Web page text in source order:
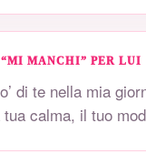
MANCHI” PER LUI
di te nella mia
calma, il tuo